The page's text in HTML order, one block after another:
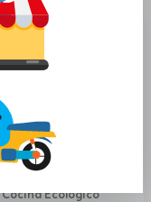
Ecológico
10.71